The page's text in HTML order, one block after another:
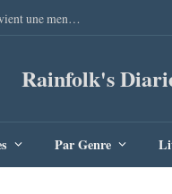
Elles nous mentent de Pierre Gaulon : quand l’intelligence artificielle devient une menace redoutable
Rainfolk's
Par Genre